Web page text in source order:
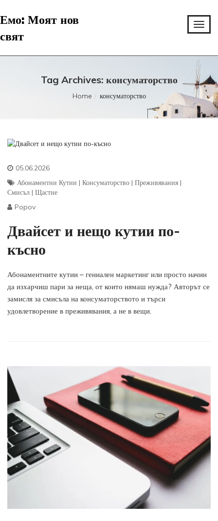
Емо: Моят нов
свят
Tag Archives: консуматорство
Home консуматорство
05.06.2026
Абонаментни Кутии | Консуматорство | Преживявания |
Смисъл | Щастие
Popov
Двайсет и нещо кутии по-
късно
Абонаментните кутии – гениален маркетинг или просто начин
да изхарчиш пари за неща, от които нямаш нужда? Авторът се
замисля за смисъла на консуматорството и търси
удовлетворение в преживявания, а не в вещи.